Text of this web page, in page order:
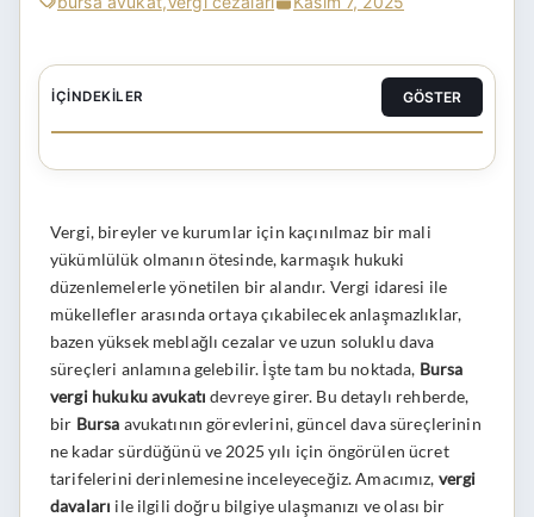
İÇINDEKILER GÖSTER
Vergi, bireyler ve kurumlar için kaçınılmaz bir mali
yükümlülük olmanın ötesinde, karmaşık hukuki
düzenlemelerle yönetilen bir alandır. Vergi idaresi ile
mükellefler arasında ortaya çıkabilecek anlaşmazlıklar,
bazen yüksek meblağlı cezalar ve uzun soluklu dava
süreçleri anlamına gelebilir. İşte tam bu noktada, Bursa
vergi hukuku avukatı devreye girer. Bu detaylı rehberde,
bir Bursa avukatının görevlerini, güncel dava süreçlerinin
ne kadar sürdüğünü ve 2025 yılı için öngörülen ücret
tarifelerini derinlemesine inceleyeceğiz. Amacımız, vergi
davaları ile ilgili doğru bilgiye ulaşmanızı ve olası bir